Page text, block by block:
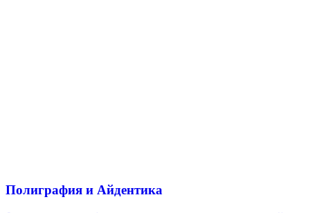
Полиграфия и Айдентика